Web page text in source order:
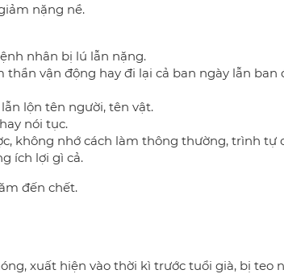
nặng nề.
nhân bị lú lẫn nặng.
vận động hay đi lại cả ban ngày lẫn ban
lộn tên người, tên vật.
nói tục.
không nhớ cách làm thông thường, trình tự
ích lợi gì cả.
đến chết.
xuất hiện vào thời kì trước tuổi già, bị teo